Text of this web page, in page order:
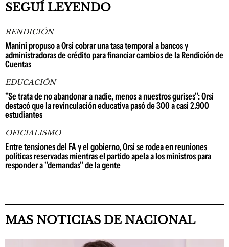
SEGUÍ LEYENDO
RENDICIÓN
Manini propuso a Orsi cobrar una tasa temporal a bancos y
administradoras de crédito para financiar cambios de la Rendición de
Cuentas
EDUCACIÓN
"Se trata de no abandonar a nadie, menos a nuestros gurises": Orsi
destacó que la revinculación educativa pasó de 300 a casi 2.900
estudiantes
OFICIALISMO
Entre tensiones del FA y el gobierno, Orsi se rodea en reuniones
políticas reservadas mientras el partido apela a los ministros para
responder a "demandas" de la gente
MAS NOTICIAS DE NACIONAL